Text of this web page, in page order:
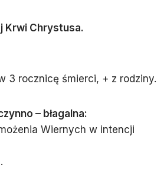
Krwi Chrystusa.
3 rocznicę śmierci, + z rodziny.
– błagalna:
Wiernych w intencji